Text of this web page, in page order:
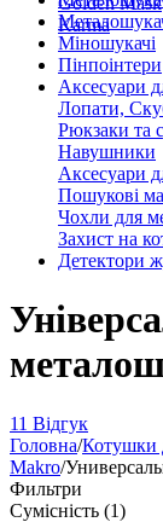
Karma
Міношукачі
Пінпоінтери
Аксесуари
Лопати,
Рюкзаки та
Навушники
Аксесуари
Пошукові
Чохли для
Захист на
Детектори
11 Відгук
Головна/Котушки
Makro/
Фильтри
Сумісність (1)